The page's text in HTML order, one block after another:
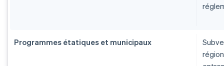
Programmes étatiques et municipaux